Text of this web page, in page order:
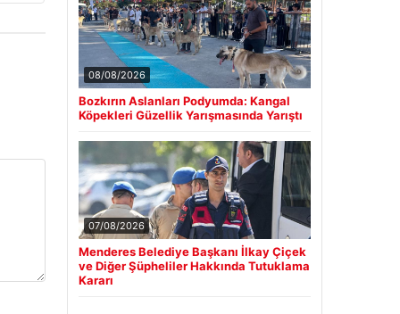
08/08/2026
Bozkırın Aslanları Podyumda: Kangal
Köpekleri Güzellik Yarışmasında Yarıştı
07/08/2026
Menderes Belediye Başkanı İlkay Çiçek
ve Diğer Şüpheliler Hakkında Tutuklama
Kararı